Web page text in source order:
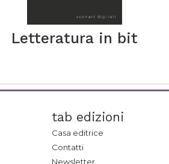
Letteratura in bit
tab edizioni
Casa editrice
Contatti
Newsletter